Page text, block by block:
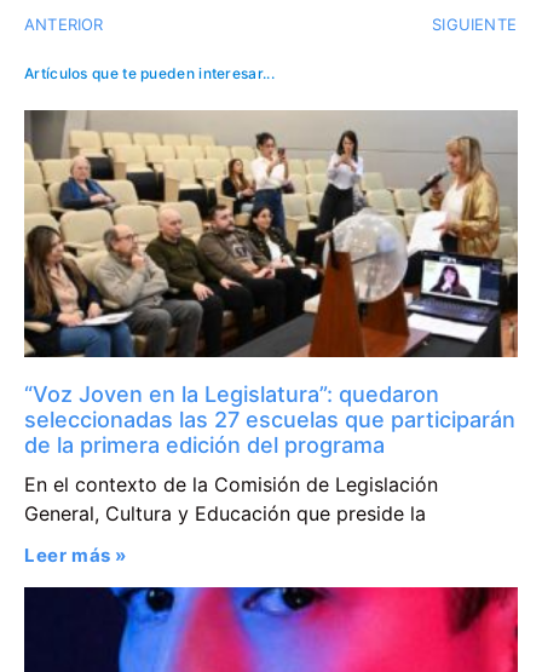
ANTERIOR SIGUIENTE
Artículos que te pueden interesar...
“Voz Joven en la Legislatura”: quedaron
seleccionadas las 27 escuelas que participarán
de la primera edición del programa
En el contexto de la Comisión de Legislación
General, Cultura y Educación que preside la
Leer más »